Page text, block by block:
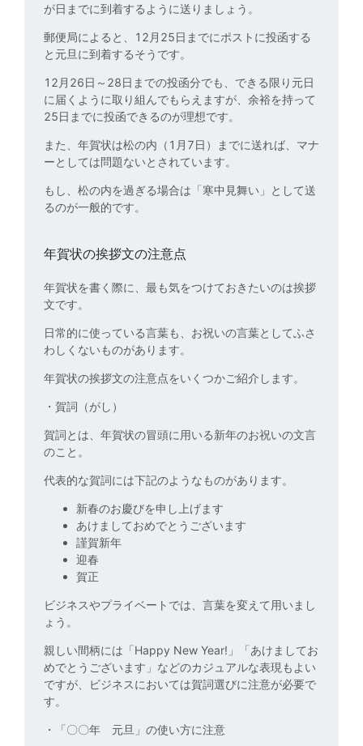
が日までに到着するように送りましょう。
郵便局によると、12月25日までにポストに投函する
と元旦に到着するそうです。
12月26日～28日までの投函分でも、できる限り元日
に届くように取り組んでもらえますが、余裕を持って
25日までに投函できるのが理想です。
また、年賀状は松の内（1月7日）までに送れば、マナ
ーとしては問題ないとされています。
もし、松の内を過ぎる場合は「寒中見舞い」として送
るのが一般的です。
年賀状の挨拶文の注意点
年賀状を書く際に、最も気をつけておきたいのは挨拶
文です。
日常的に使っている言葉も、お祝いの言葉としてふさ
わしくないものがあります。
年賀状の挨拶文の注意点をいくつかご紹介します。
・賀詞（がし）
賀詞とは、年賀状の冒頭に用いる新年のお祝いの文言
のこと。
代表的な賀詞には下記のようなものがあります。
新春のお慶びを申し上げます
あけましておめでとうございます
謹賀新年
迎春
賀正
ビジネスやプライベートでは、言葉を変えて用いまし
ょう。
親しい間柄には「Happy New Year!」「あけましてお
めでとうございます」などのカジュアルな表現もよい
ですが、ビジネスにおいては賀詞選びに注意が必要で
す。
・「〇〇年 元旦」の使い方に注意